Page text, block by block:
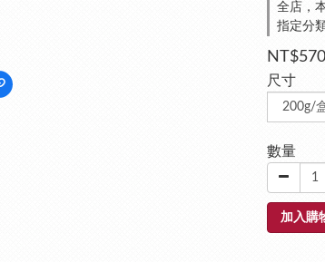
全店，
指定分
NT$570
尺寸
數量
加入購